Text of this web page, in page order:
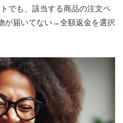
でも、該当する商品の注文ペ
が届いてない→全額返金を選択